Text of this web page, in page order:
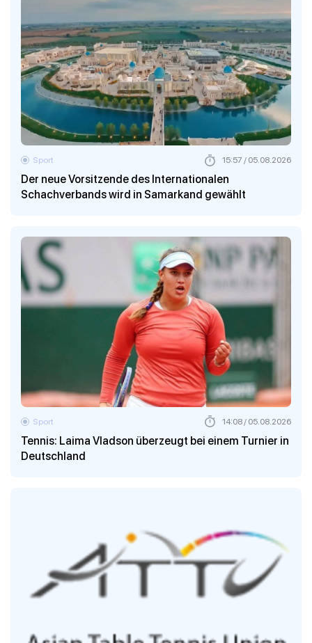
Der neue Vorsitzende des Internationalen
Schachverbands wird in Samarkand gewählt
Sport 15:57 / 05.08.2026
Tennis: Laima Vladson überzeugt bei einem Turnier in
Deutschland
Sport 14:08 / 05.08.2026